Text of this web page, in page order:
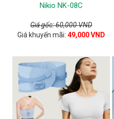
Nikio NK-08C
Giá gốc: 60,000 VND
Giá khuyến mãi: 49,000 VND